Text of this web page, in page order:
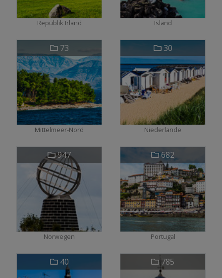
Republik Irland Island
73
Mittelmeer-Nord
30
Niederlande
947
Norwegen
682
Portugal
40 785